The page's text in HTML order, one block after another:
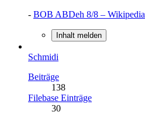
- BOB ABDeh 8/8 – Wikipedia
Inhalt melden
Schmidi
Beiträge
138
Filebase Einträge
30